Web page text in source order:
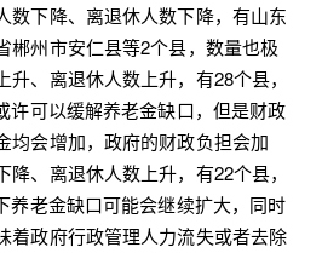
数下降、离退休人数下降，有山东
郴州市安仁县等2个县，数量也极
、离退休人数上升，有28个县，
许可以缓解养老金缺口，但是财政
均会增加，政府的财政负担会加
、离退休人数上升，有22个县，
养老金缺口可能会继续扩大，同时
着政府行政管理人力流失或者去除